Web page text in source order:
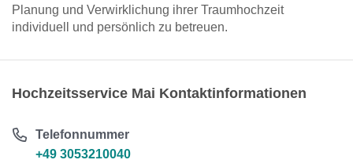
Planung und Verwirklichung ihrer Traumhochzeit
individuell und persönlich zu betreuen.
Hochzeitsservice Mai Kontaktinformationen
Telefonnummer
+49 3053210040